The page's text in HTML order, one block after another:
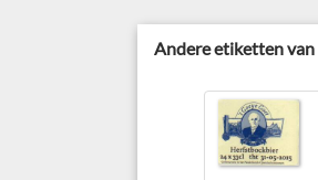
Andere etiketten van